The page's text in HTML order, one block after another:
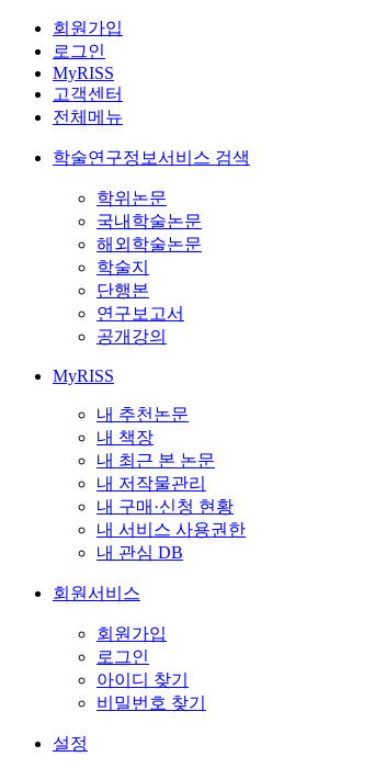
회원가입
로그인
MyRISS
고객센터
전체메뉴
학술연구정보서비스 검색
학위논문
국내학술논문
해외학술논문
학술지
단행본
연구보고서
공개강의
MyRISS
내 추천논문
내 책장
내 최근 본 논문
내 저작물관리
내 구매·신청 현황
내 서비스 사용권한
내 관심 DB
회원서비스
회원가입
로그인
아이디 찾기
비밀번호 찾기
설정